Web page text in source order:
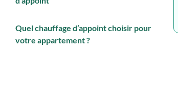
Quel chauffage d’appoint choisir pour
votre appartement ?